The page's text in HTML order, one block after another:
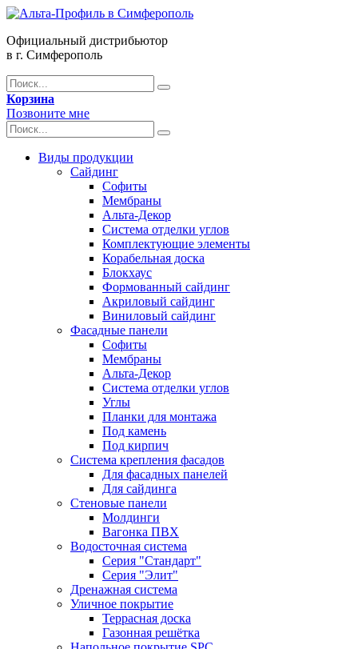
Официальный дистрибьютор
в г. Симферополь
Корзина
Позвоните мне
Виды продукции
Сайдинг
Софиты
Мембраны
Альта-Декор
Система отделки углов
Комплектующие элементы
Корабельная доска
Блокхаус
Формованный сайдинг
Акриловый сайдинг
Виниловый сайдинг
Фасадные панели
Софиты
Мембраны
Альта-Декор
Система отделки углов
Углы
Планки для монтажа
Под камень
Под кирпич
Система крепления фасадов
Для фасадных панелей
Для сайдинга
Стеновые панели
Молдинги
Вагонка ПВХ
Водосточная система
Серия "Стандарт"
Серия "Элит"
Дренажная система
Уличное покрытие
Террасная доска
Газонная решётка